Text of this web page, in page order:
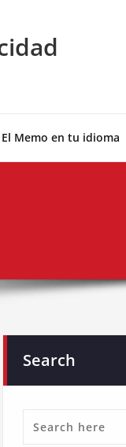
El Memo en tu idioma
Search